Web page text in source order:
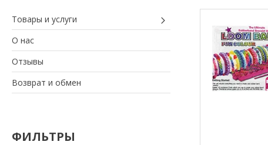
Товары и услуги
О нас
Отзывы
Возврат и обмен
ФИЛЬТРЫ